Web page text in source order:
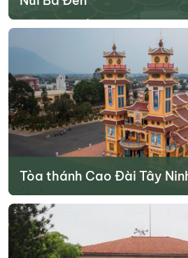
chỉ cách khoảng hơn 10km. Với những
du lịch núi thì đây chắc chắn sẽ là địa
không thể bỏ lỡ.
Tìm hiểu thêm
Tòa thánh Cao Đài Tây
từ năm 1933. Tuy nhiên trong thời gian
đến năm 1955 công trình mới được hoàn
Tìm hiểu thêm